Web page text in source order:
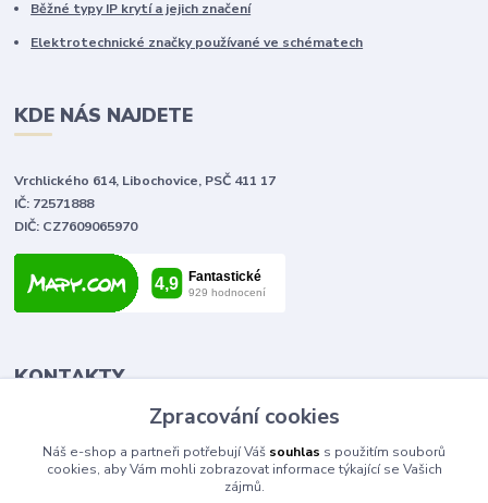
Běžné typy IP krytí a jejich značení
Elektrotechnické značky používané ve schématech
KDE NÁS NAJDETE
Vrchlického 614, Libochovice, PSČ 411 17
IČ: 72571888
DIČ: CZ7609065970
KONTAKTY
Tomáš Vlček
+420 702 090 443
volejte od 9,00 - 20,00 hod
Zpracování cookies
Náš e-shop a partneři potřebují Váš souhlas s použitím souborů
cookies, aby Vám mohli zobrazovat informace týkající se Vašich
zájmů.